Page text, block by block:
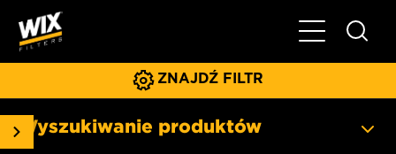
Pokaż/ukryj
ZNAJDŹ FILTR
Wyszukiwanie produktów